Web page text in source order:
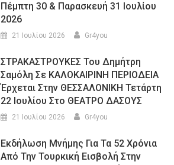
Πέμπτη 30 & Παρασκευή 31 Ιουλίου
2026
21 Ιουλίου 2026 Gr4you
ΣΤΡΑΚΑΣΤΡΟΥΚΕΣ Του Δημήτρη
Σαμόλη Σε ΚΑΛΟΚΑΙΡΙΝΗ ΠΕΡΙΟΔΕΙΑ
Έρχεται Στην ΘΕΣΣΑΛΟΝΙΚΗ Τετάρτη
22 Ιουλίου Στο ΘΕΑΤΡΟ ΔΑΣΟΥΣ
21 Ιουλίου 2026 Gr4you
Εκδήλωση Μνήμης Για Τα 52 Χρόνια
Από Την Τουρκική Εισβολή Στην